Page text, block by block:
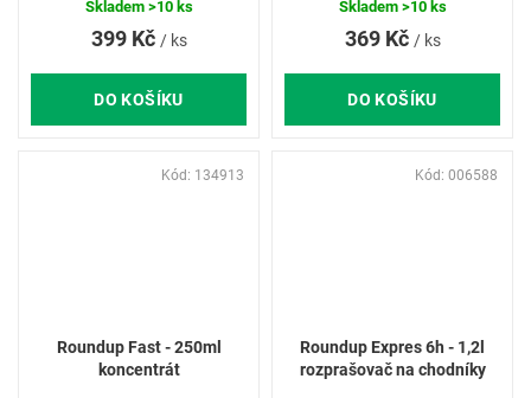
399 Kč / ks
DO KOŠÍKU
Skladem >10 ks
369 Kč / ks
DO KOŠÍKU
Skladem >10 ks
Roundup Fast - 250ml
koncentrát
Kód: 134913
Roundup Expres 6h - 1,2l
rozprašovač na chodníky
Kód: 006588